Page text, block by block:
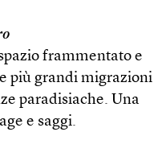
frammentato e
più grandi migrazioni
paradisiache. Una
e saggi.